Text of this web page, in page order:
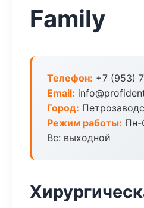
Family
Телефон: +7 (953)
Email:
Город:
Режим работы: Пн-
Вс: выходной